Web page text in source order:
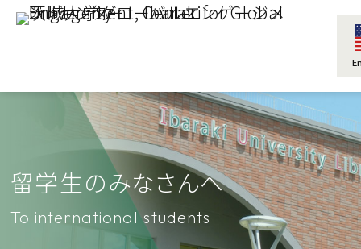
留学生のみなさんへ
To international students